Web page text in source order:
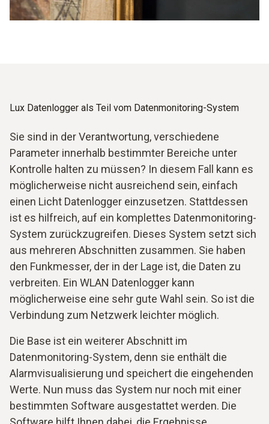
Lux Datenlogger als Teil vom Datenmonitoring-System
Sie sind in der Verantwortung, verschiedene
Parameter innerhalb bestimmter Bereiche unter
Kontrolle halten zu müssen? In diesem Fall kann es
möglicherweise nicht ausreichend sein, einfach
einen Licht Datenlogger einzusetzen. Stattdessen
ist es hilfreich, auf ein komplettes Datenmonitoring-
System zurückzugreifen. Dieses System setzt sich
aus mehreren Abschnitten zusammen. Sie haben
den Funkmesser, der in der Lage ist, die Daten zu
verbreiten. Ein WLAN Datenlogger kann
möglicherweise eine sehr gute Wahl sein. So ist die
Verbindung zum Netzwerk leichter möglich.
Die Base ist ein weiterer Abschnitt im
Datenmonitoring-System, denn sie enthält die
Alarmvisualisierung und speichert die eingehenden
Werte. Nun muss das System nur noch mit einer
bestimmten Software ausgestattet werden. Die